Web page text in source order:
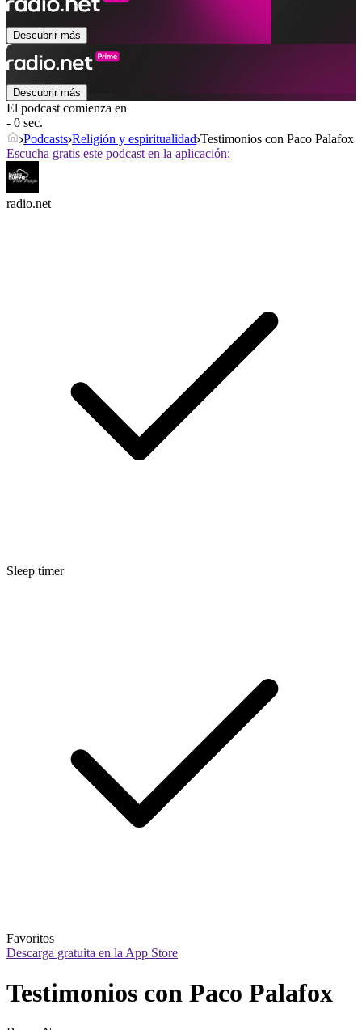
Descubrir más
Descubrir más
El podcast comienza en
- 0 sec.
Podcasts Religión y espiritualidad Testimonios con Paco Palafox
Escucha gratis este podcast en la aplicación:
radio.net
Sleep timer
Favoritos
Descarga gratuita en la App Store
Testimonios con Paco Palafox